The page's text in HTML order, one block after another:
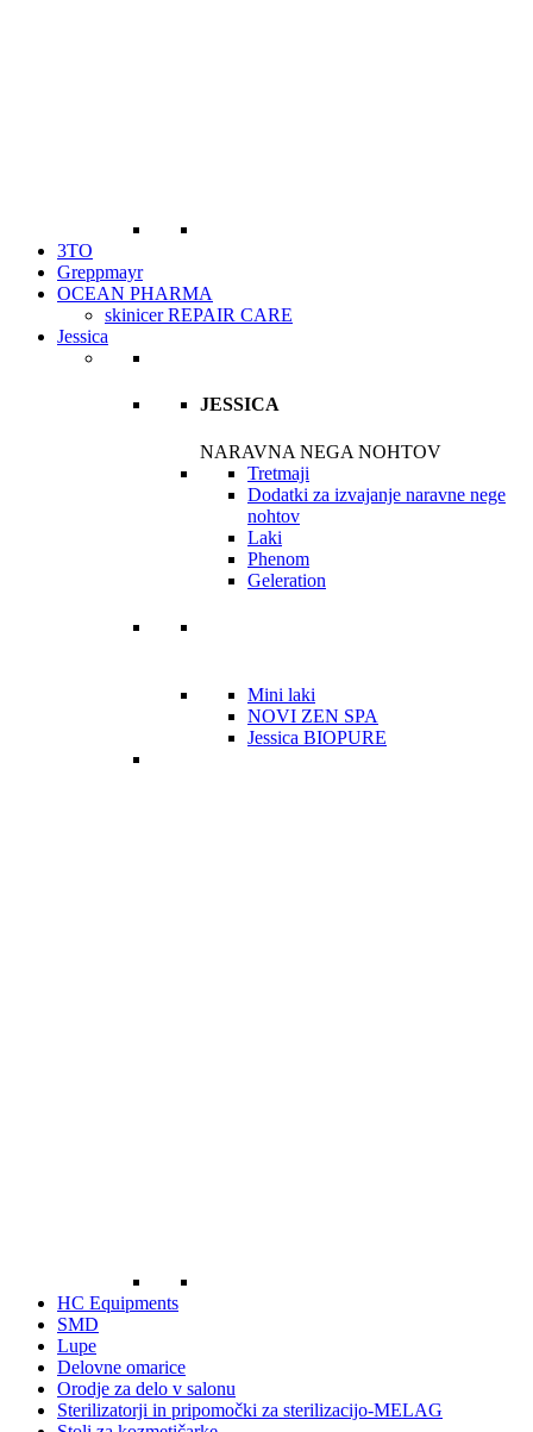
3TO
Greppmayr
OCEAN PHARMA
skinicer REPAIR CARE
Jessica
JESSICA
NARAVNA NEGA NOHTOV
Tretmaji
Dodatki za izvajanje naravne nege
nohtov
Laki
Phenom
Geleration
Mini laki
NOVI ZEN SPA
Jessica BIOPURE
HC Equipments
SMD
Lupe
Delovne omarice
Orodje za delo v salonu
Sterilizatorji in pripomočki za sterilizacijo-MELAG